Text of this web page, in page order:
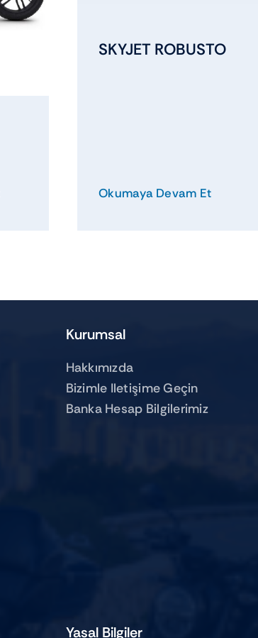
SKYJET ROBUSTO
Okumaya Devam Et
Kurumsal
Hakkımızda
Bizimle Iletişime Geçin
Banka Hesap Bilgilerimiz
Yasal Bilgiler